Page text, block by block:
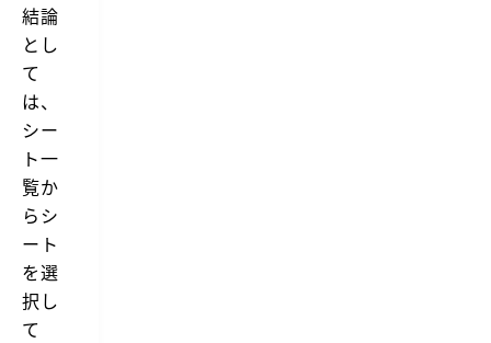
結論
とし
て
は、
シー
ト一
覧か
らシ
ート
を選
択し
て